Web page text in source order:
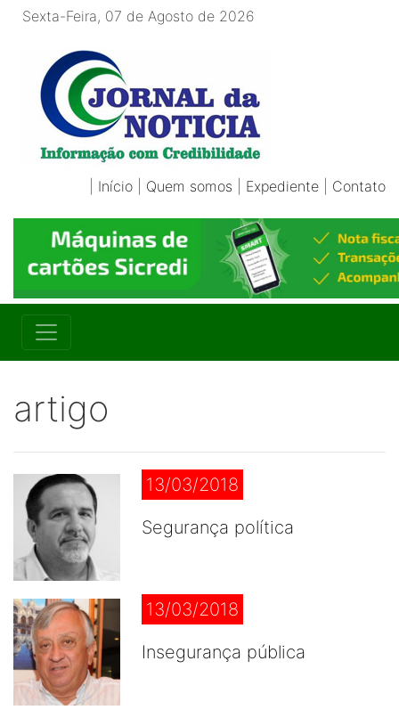
Sexta-Feira, 07 de Agosto de 2026
Início Quem somos Expediente Contato
artigo
13/03/2018
Segurança política
13/03/2018
Insegurança pública